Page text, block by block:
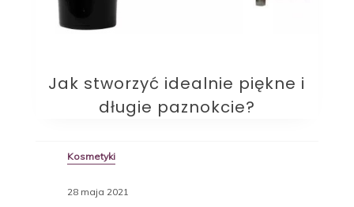
Jak stworzyć idealnie piękne i
długie paznokcie?
Kosmetyki
28 maja 2021